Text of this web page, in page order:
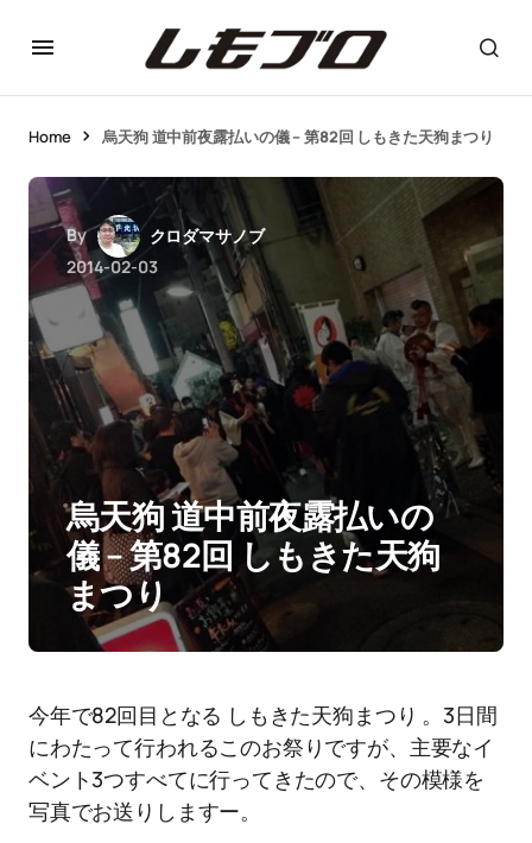
Home 烏天狗 道中前夜露払いの儀 – 第82回 しもきた天狗まつり
By
クロダマサノブ
2014-02-03
烏天狗 道中前夜露払いの
儀 – 第82回 しもきた天狗
まつり
今年で82回目となる しもきた天狗まつり 。3日間
にわたって行われるこのお祭りですが、主要なイ
ベント3つすべてに行ってきたので、その模様を
写真でお送りしますー。